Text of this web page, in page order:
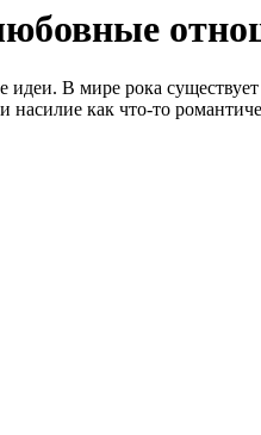
В мире рока
как что-то